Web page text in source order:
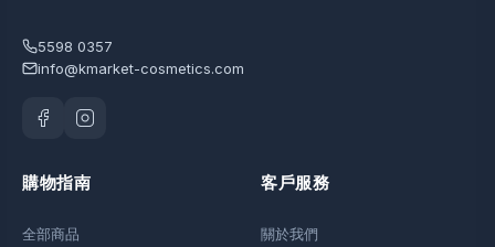
5598 0357
info@kmarket-cosmetics.com
購物指南
全部商品
客戶服務
關於我們